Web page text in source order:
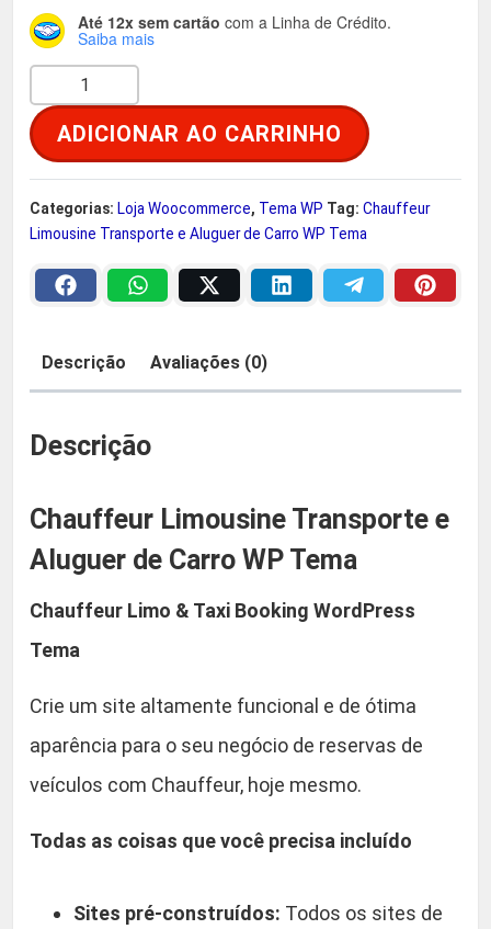
a
l
e
r
a
R
5
0
.
R
$
2
,
.
Até 12x sem cartão com a Linha de Crédito.
Saiba mais
h
a
f
f
o
i
n
T
r
n
p
o
t
ADICIONAR AO CARRINHO
Categorias: Loja Woocommerce, Tema WP Tag: Chauffeur
Limousine Transporte e Aluguer de Carro WP Tema
Descrição Avaliações (0)
Descrição
Chauffeur Limousine Transporte e
Aluguer de Carro WP Tema
Chauffeur Limo & Taxi Booking WordPress
Tema
Crie um site altamente funcional e de ótima
aparência para o seu negócio de reservas de
veículos com Chauffeur, hoje mesmo.
Todas as coisas que você precisa incluído
Sites pré-construídos: Todos os sites de